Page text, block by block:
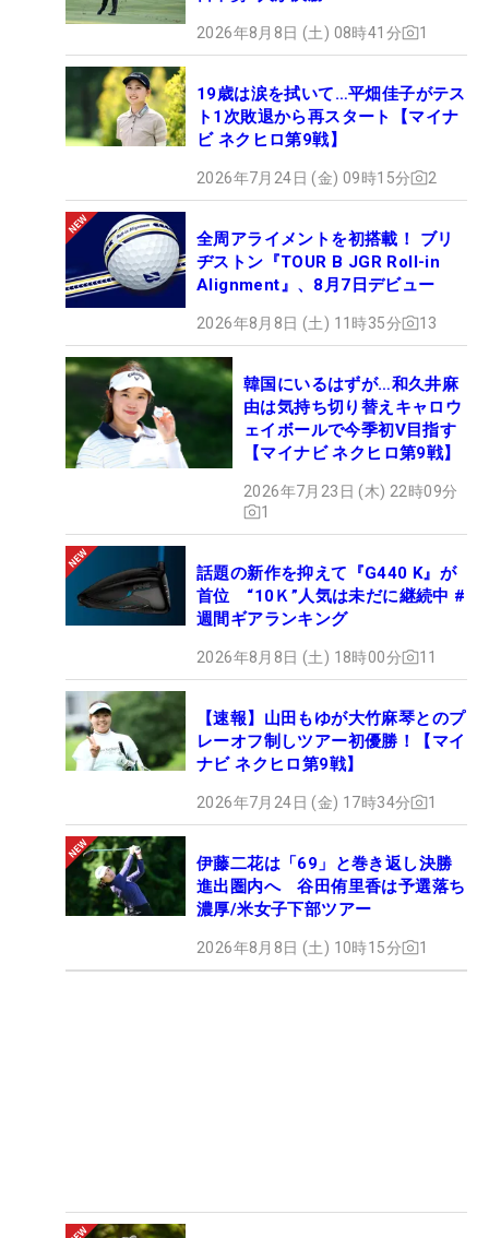
2026年8月8日 (土) 08時41分 1
19歳は涙を拭いて…平畑佳子がテス
ト1次敗退から再スタート【マイナ
ビ ネクヒロ第9戦】
2026年7月24日 (金) 09時15分 2
全周アライメントを初搭載！ ブリ
ヂストン『TOUR B JGR Roll-in
Alignment』、8月7日デビュー
2026年8月8日 (土) 11時35分 13
韓国にいるはずが…和久井麻
由は気持ち切り替えキャロウ
ェイボールで今季初V目指す
【マイナビ ネクヒロ第9戦】
2026年7月23日 (木) 22時09分
1
話題の新作を抑えて『G440 K』が
首位 “10Ｋ”人気は未だに継続中 #
週間ギアランキング
2026年8月8日 (土) 18時00分 11
【速報】山田もゆが大竹麻琴とのプ
レーオフ制しツアー初優勝！【マイ
ナビ ネクヒロ第9戦】
2026年7月24日 (金) 17時34分 1
伊藤二花は「69」と巻き返し決勝
進出圏内へ 谷田侑里香は予選落ち
濃厚/米女子下部ツアー
2026年8月8日 (土) 10時15分 1